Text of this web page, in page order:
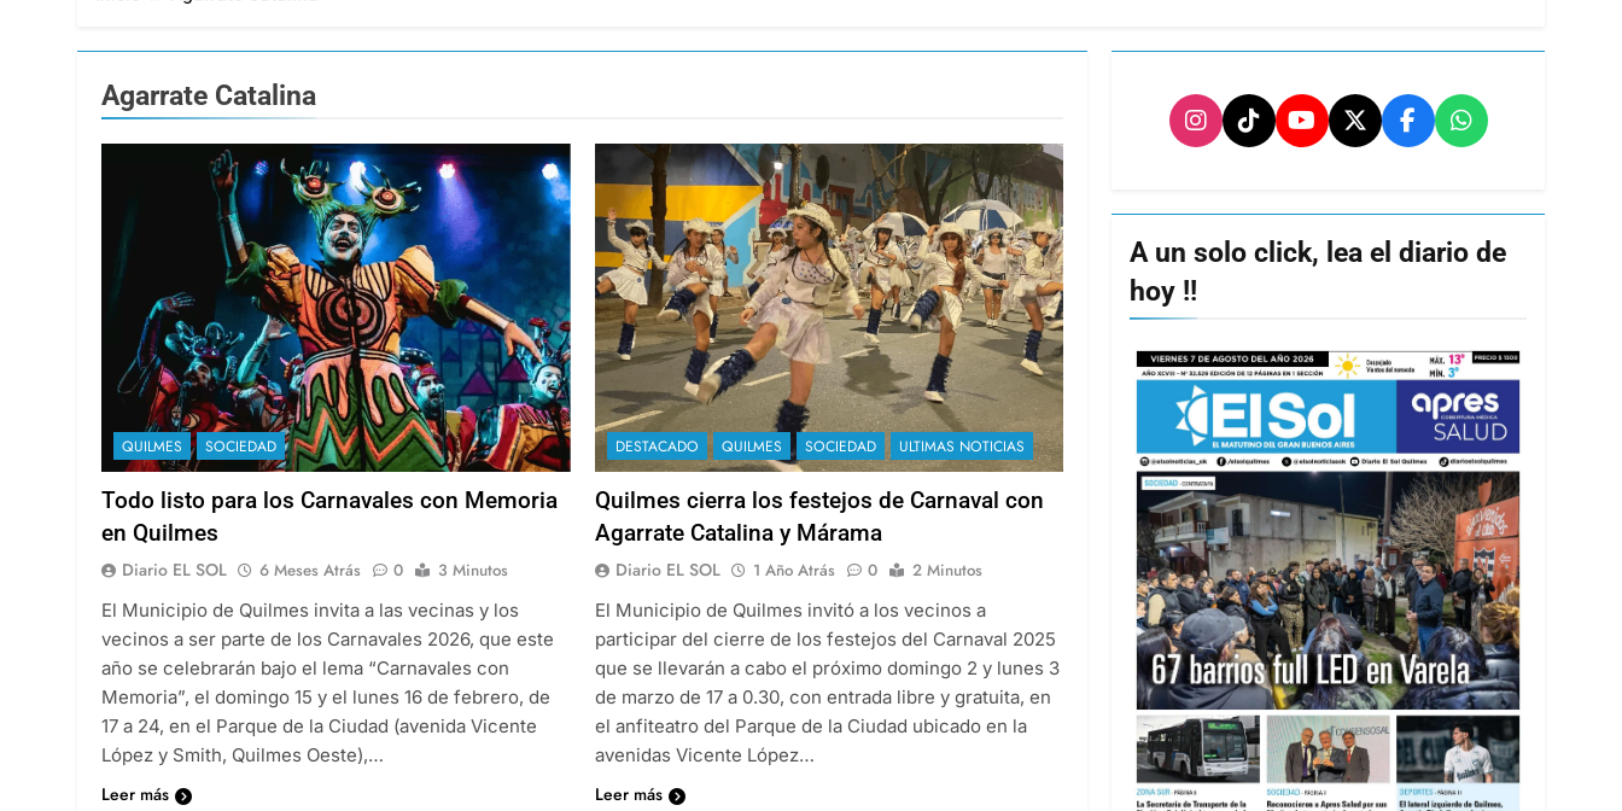
Agarrate Catalina
QUILMES SOCIEDAD
Todo listo para los Carnavales con Memoria
en Quilmes
Diario EL SOL 6 Meses Atrás 0
3 Minutos
El Municipio de Quilmes invita a las vecinas y los
vecinos a ser parte de los Carnavales 2026, que este
año se celebrarán bajo el lema “Carnavales con
Memoria”, el domingo 15 y el lunes 16 de febrero, de
17 a 24, en el Parque de la Ciudad (avenida Vicente
López y Smith, Quilmes Oeste),…
Leer más
DESTACADO QUILMES SOCIEDAD ULTIMAS NOTICIAS
Quilmes cierra los festejos de Carnaval con
Agarrate Catalina y Márama
Diario EL SOL 1 Año Atrás 0
2 Minutos
El Municipio de Quilmes invitó a los vecinos a
participar del cierre de los festejos del Carnaval 2025
que se llevarán a cabo el próximo domingo 2 y lunes 3
de marzo de 17 a 0.30, con entrada libre y gratuita, en
el anfiteatro del Parque de la Ciudad ubicado en la
avenidas Vicente López…
Leer más
A un solo click, lea el diario de
hoy !!